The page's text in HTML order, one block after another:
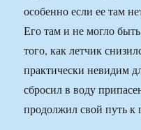
особенно если ее там
Его там и не могло
того, как летчик
практически невидим
сбросил в воду
продолжил свой путь